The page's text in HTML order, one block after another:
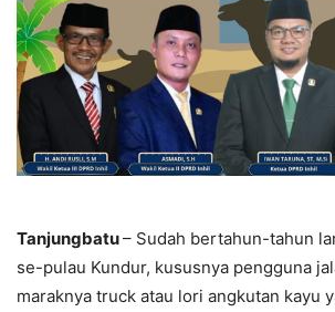
Tanjungbatu– Sudah bertahun-tahun
se-pulau Kundur, kususnya pengguna
maraknya truck atau lori angkutan kayu